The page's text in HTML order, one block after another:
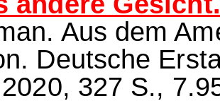
Aus dem
Deutsche
327 S.,